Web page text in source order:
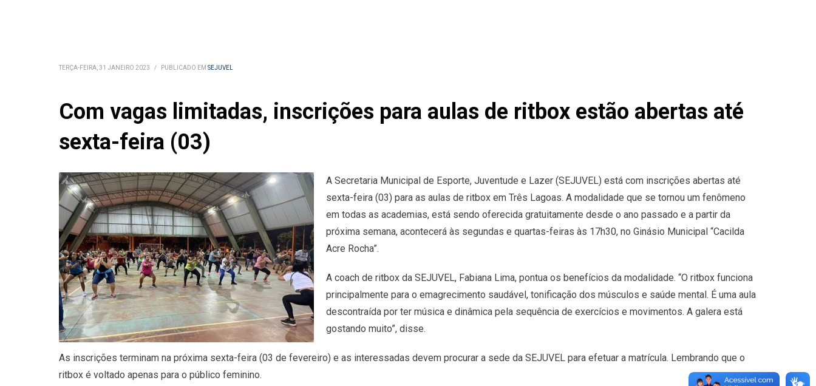
TERÇA-FEIRA, 31 JANEIRO 2023 / PUBLICADO EM SEJUVEL
Com vagas limitadas, inscrições para aulas de ritbox estão abertas até
sexta-feira (03)
A Secretaria Municipal de Esporte, Juventude e Lazer (SEJUVEL) está com inscrições abertas até
sexta-feira (03) para as aulas de ritbox em Três Lagoas. A modalidade que se tornou um fenômeno
em todas as academias, está sendo oferecida gratuitamente desde o ano passado e a partir da
próxima semana, acontecerá às segundas e quartas-feiras às 17h30, no Ginásio Municipal “Cacilda
Acre Rocha”.
A coach de ritbox da SEJUVEL, Fabiana Lima, pontua os benefícios da modalidade. “O ritbox funciona
principalmente para o emagrecimento saudável, tonificação dos músculos e saúde mental. É uma aula
descontraída por ter música e dinâmica pela sequência de exercícios e movimentos. A galera está
gostando muito”, disse.
As inscrições terminam na próxima sexta-feira (03 de fevereiro) e as interessadas devem procurar a sede da SEJUVEL para efetuar a matrícula. Lembrando que o
ritbox é voltado apenas para o público feminino.